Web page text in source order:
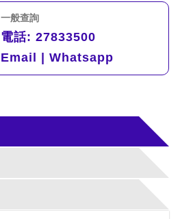
一般查詢
電話: 27833500
Email
Whatsapp